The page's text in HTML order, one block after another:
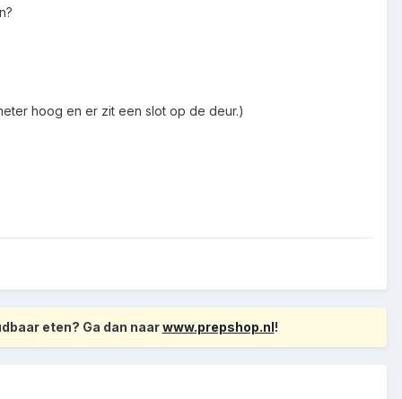
hoog en er zit een slot op de deur.)
eten? Ga dan naarwww.prepshop.nl!